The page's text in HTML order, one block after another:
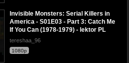
Invisible Monsters: Serial Killers in
America - S01E03 - Part 3: Catch Me
If You Can (1978-1979) - lektor PL
tereshaa_96
1080p